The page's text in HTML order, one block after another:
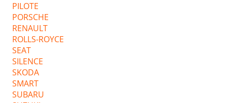
PILOTE
PORSCHE
RENAULT
ROLLS-ROYCE
SEAT
SILENCE
SKODA
SMART
SUBARU